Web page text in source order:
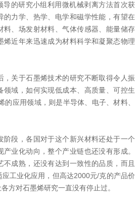
导的研究小组利用微机械剥离方法首次获
的力学、热学、电学和磁学性能，有望在
料、场发射材料、气体传感器、能量储存
烯近年来迅速成为材料科学和凝聚态物理
关于石墨烯技术的研究不断取得令人振
领域，如何实现低成本、高质量、可控生
的应用领域，则是半导体、电子、材料、
段，各国对于这个新兴材料还处于一个
业化动向，整个产业链也还没有形成。
不成熟，还没有达到一致性的品质，而且
工业化应用，但高达2000元/克的产品价
方对石墨烯研究一直没有停止过。